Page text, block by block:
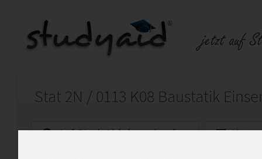
Auf StudyAid.de verkaufen